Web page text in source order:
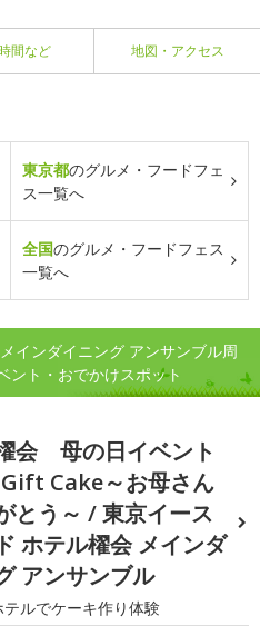
間など 地図・アクセス
東京都のグルメ・フードフェ
ス一覧へ
全国のグルメ・フードフェス
一覧へ
インダイニング アンサンブル周
ント・おでかけスポット
会 母の日イベント
Cake～お母さん
とう～ / 東京イース
ホテル櫂会 メインダ
アンサンブル
ルでケーキ作り体験